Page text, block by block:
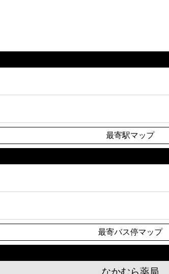
最寄駅マップ
最寄バス停マップ
なかむら薬局